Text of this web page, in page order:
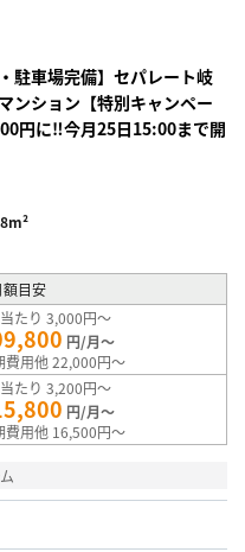
駐車場完備】セパレート岐
ンション【特別キャンペー
円に‼今月25日15:00まで開
額目安
たり 3,000円～
円/月～
費用他 22,000円～
たり 3,200円～
円/月～
費用他 16,500円～